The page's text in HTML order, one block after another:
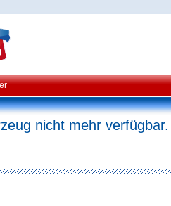
nicht mehr verfügbar.